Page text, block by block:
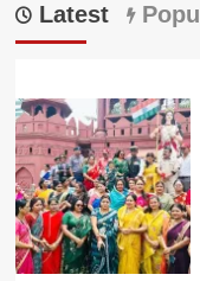
Latest